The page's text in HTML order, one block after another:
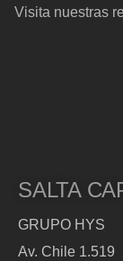
Visita nuestras
SALTA
GRUPO HYS
Av. Chile 1.519